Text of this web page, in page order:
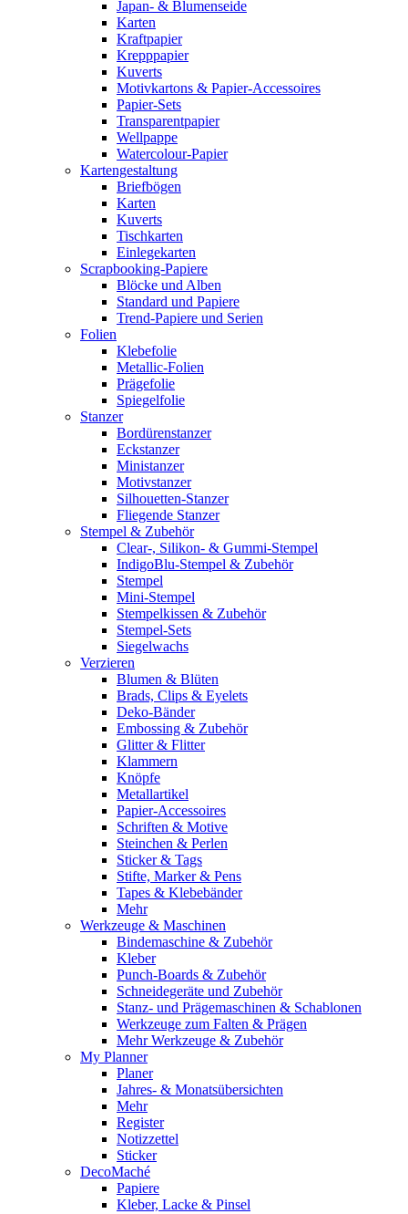
Japan- & Blumenseide
Karten
Kraftpapier
Krepppapier
Kuverts
Motivkartons & Papier-Accessoires
Papier-Sets
Transparentpapier
Wellpappe
Watercolour-Papier
Kartengestaltung
Briefbögen
Karten
Kuverts
Tischkarten
Einlegekarten
Scrapbooking-Papiere
Blöcke und Alben
Standard und Papiere
Trend-Papiere und Serien
Folien
Klebefolie
Metallic-Folien
Prägefolie
Spiegelfolie
Stanzer
Bordürenstanzer
Eckstanzer
Ministanzer
Motivstanzer
Silhouetten-Stanzer
Fliegende Stanzer
Stempel & Zubehör
Clear-, Silikon- & Gummi-Stempel
IndigoBlu-Stempel & Zubehör
Stempel
Mini-Stempel
Stempelkissen & Zubehör
Stempel-Sets
Siegelwachs
Verzieren
Blumen & Blüten
Brads, Clips & Eyelets
Deko-Bänder
Embossing & Zubehör
Glitter & Flitter
Klammern
Knöpfe
Metallartikel
Papier-Accessoires
Schriften & Motive
Steinchen & Perlen
Sticker & Tags
Stifte, Marker & Pens
Tapes & Klebebänder
Mehr
Werkzeuge & Maschinen
Bindemaschine & Zubehör
Kleber
Punch-Boards & Zubehör
Schneidegeräte und Zubehör
Stanz- und Prägemaschinen & Schablonen
Werkzeuge zum Falten & Prägen
Mehr Werkzeuge & Zubehör
My Planner
Planer
Jahres- & Monatsübersichten
Mehr
Register
Notizzettel
Sticker
DecoMaché
Papiere
Kleber, Lacke & Pinsel